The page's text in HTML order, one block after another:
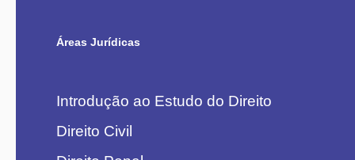
Áreas Jurídicas
Introdução ao Estudo do Direito
Direito Civil